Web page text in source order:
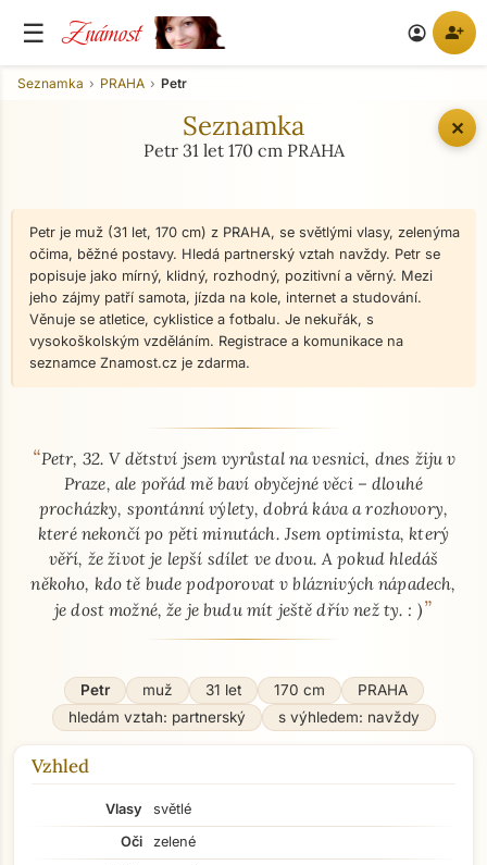
☰ Známost account_circle person_add
✕
Seznamka PRAHA Petr
Seznamka
Petr 31 let 170 cm PRAHA
Petr je muž (31 let, 170 cm) z PRAHA, se světlými vlasy, zelenýma
očima, běžné postavy. Hledá partnerský vztah navždy. Petr se
popisuje jako mírný, klidný, rozhodný, pozitivní a věrný. Mezi
jeho zájmy patří samota, jízda na kole, internet a studování.
Věnuje se atletice, cyklistice a fotbalu. Je nekuřák, s
vysokoškolským vzděláním. Registrace a komunikace na
seznamce Znamost.cz je zdarma.
O mně - seznamka profil
“Petr, 32. V dětství jsem vyrůstal na vesnici, dnes žiju v
Praze, ale pořád mě baví obyčejné věci – dlouhé
procházky, spontánní výlety, dobrá káva a rozhovory,
které nekončí po pěti minutách. Jsem optimista, který
věří, že život je lepší sdílet ve dvou. A pokud hledáš
někoho, kdo tě bude podporovat v bláznivých nápadech,
je dost možné, že je budu mít ještě dřív než ty. : )”
Petr muž 31 let 170 cm
PRAHA
hledám vztah: partnerský
s výhledem: navždy
Vzhled
Vlasy
světlé
Oči
zelené